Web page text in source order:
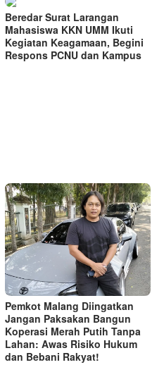
Beredar Surat Larangan
Mahasiswa KKN UMM Ikuti
Kegiatan Keagamaan, Begini
Respons PCNU dan Kampus
Pemkot Malang Diingatkan
Jangan Paksakan Bangun
Koperasi Merah Putih Tanpa
Lahan: Awas Risiko Hukum
dan Bebani Rakyat!